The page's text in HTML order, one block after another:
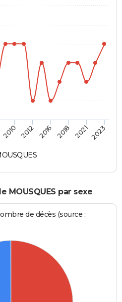
2010 2012 2016 2018 20212023
MOUSQUES par sexe
de décès (source :